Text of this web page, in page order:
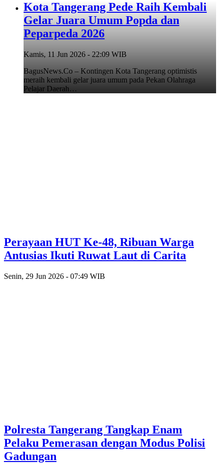
Kota Tangerang Pede Raih Kembali
Gelar Juara Umum Popda dan
Peparpeda 2026
Kamis, 11 Jun 2026 - 22:09 WIB
BagusNews.Co – Kontingen Kota Tangerang optimistis
meraih kembali gelar juara umum pada Pekan Olahraga
Pelajar Daerah…
Perayaan HUT Ke-48, Ribuan Warga
Antusias Ikuti Ruwat Laut di Carita
Senin, 29 Jun 2026 - 07:49 WIB
Polresta Tangerang Tangkap Enam
Pelaku Pemerasan dengan Modus Polisi
Gadungan